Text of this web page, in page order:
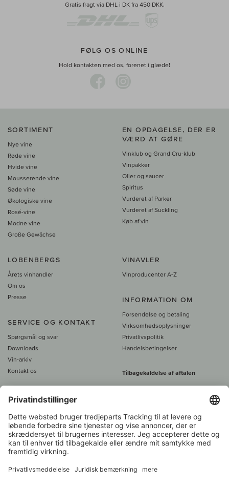
Gratis fragt via DHL i DK fra 450 DKK.
FØLG OS ONLINE
Hold kontakten med os, forenet i glæde!
SORTIMENT
Nye vine
Røde vine
Hvide vine
Mousserende vine
Søde vine
Økologiske vine
Rosé-vine
Modne vine
Große Gewächse
EN OPDAGELSE, DER ER
VÆRD AT GØRE
Vinklub og Grand Cru-klub
Vinpakker
Olier og saucer
Spiritus
Vurderet af Parker
Vurderet af Suckling
Køb af vin
LOBENBERGS
Årets vinhandler
Om os
Presse
SERVICE OG KONTAKT
Spørgsmål og svar
Downloads
Vin-arkiv
Kontakt os
VINAVLER
Vinproducenter A-Z
INFORMATION OM
Forsendelse og betaling
Virksomhedsoplysninger
Privatlivspolitik
Handelsbetingelser
Tilbagekaldelse af aftalen
Alle priser er inkl. moms, plus 39
450 DKK gratis fragt
Kundeservice: